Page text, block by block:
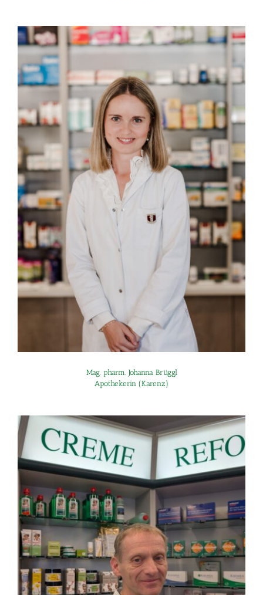
Mag. pharm. Johanna Brüggl
Apothekerin (Karenz)